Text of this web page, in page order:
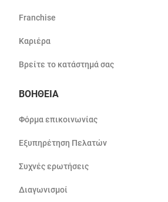
Franchise
Καριέρα
Βρείτε το κατάστημά σας
ΒΟΗΘΕΙΑ
Φόρμα επικοινωνίας
Εξυπηρέτηση Πελατών
Συχνές ερωτήσεις
Διαγωνισμοί